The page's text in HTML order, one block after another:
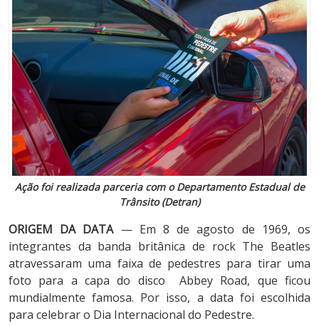
Ação foi realizada parceria com o Departamento Estadual de
Trânsito (Detran)
ORIGEM DA DATA— Em 8 de agosto de 1969, os
integrantes da banda britânica de rock The Beatles
atravessaram uma faixa de pedestres para tirar uma
foto para a capa do disco Abbey Road, que ficou
mundialmente famosa. Por isso, a data foi escolhida
para celebrar o Dia Internacional do Pedestre.